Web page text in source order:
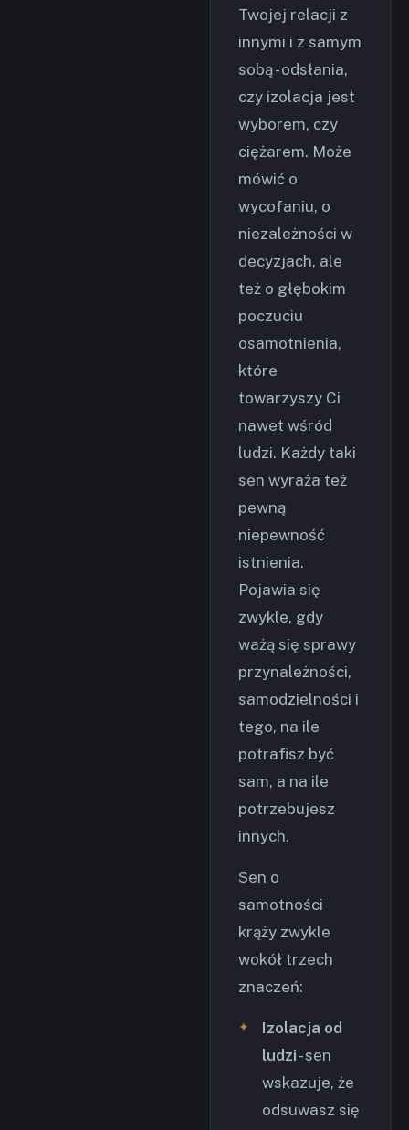
Twojej relacji z
innymi i z samym
sobą - odsłania,
czy izolacja jest
wyborem, czy
ciężarem. Może
mówić o
wycofaniu, o
niezależności w
decyzjach, ale
też o głębokim
poczuciu
osamotnienia,
które
towarzyszy Ci
nawet wśród
ludzi. Każdy taki
sen wyraża też
pewną
niepewność
istnienia.
Pojawia się
zwykle, gdy
ważą się sprawy
przynależności,
samodzielności i
tego, na ile
potrafisz być
sam, a na ile
potrzebujesz
innych.
Sen o
samotności
krąży zwykle
wokół trzech
znaczeń:
Izolacja od
ludzi - sen
wskazuje, że
odsuwasz się